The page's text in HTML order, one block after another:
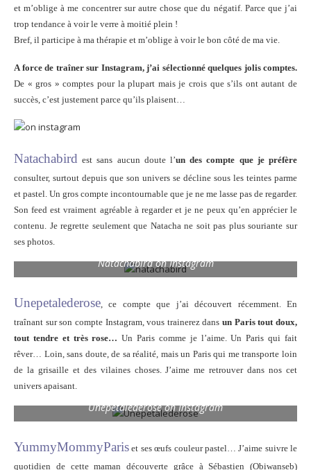
et m’oblige à me concentrer sur autre chose que du négatif. Parce que j’ai
trop tendance à voir le verre à moitié plein !
Bref, il participe à ma thérapie et m’oblige à voir le bon côté de ma vie.
A force de traîner sur Instagram, j’ai sélectionné quelques jolis comptes.
De « gros » comptes pour la plupart mais je crois que s’ils ont autant de
succès, c’est justement parce qu’ils plaisent…
Natachabird est sans aucun doute l’un des compte que je préfère
consulter, surtout depuis que son univers se décline sous les teintes parme
et pastel. Un gros compte incontournable que je ne me lasse pas de regarder.
Son feed est vraiment agréable à regarder et je ne peux qu’en apprécier le
contenu. Je regrette seulement que Natacha ne soit pas plus souriante sur
ses photos.
Natachabird on Instagram
Unepetalederose, ce compte que j’ai découvert récemment. En
traînant sur son compte Instagram, vous trainerez dansun Paris tout doux,
tout tendre et très rose… Un Paris comme je l’aime. Un Paris qui fait
rêver… Loin, sans doute, de sa réalité, mais un Paris qui me transporte loin
de la grisaille et des vilaines choses. J’aime me retrouver dans nos cet
univers apaisant.
Unepetalederose on Instagram
YummyMommyParis et ses œufs couleur pastel… J’aime suivre le
quotidien de cette maman découverte grâce à Sébastien (Obiwanseb)